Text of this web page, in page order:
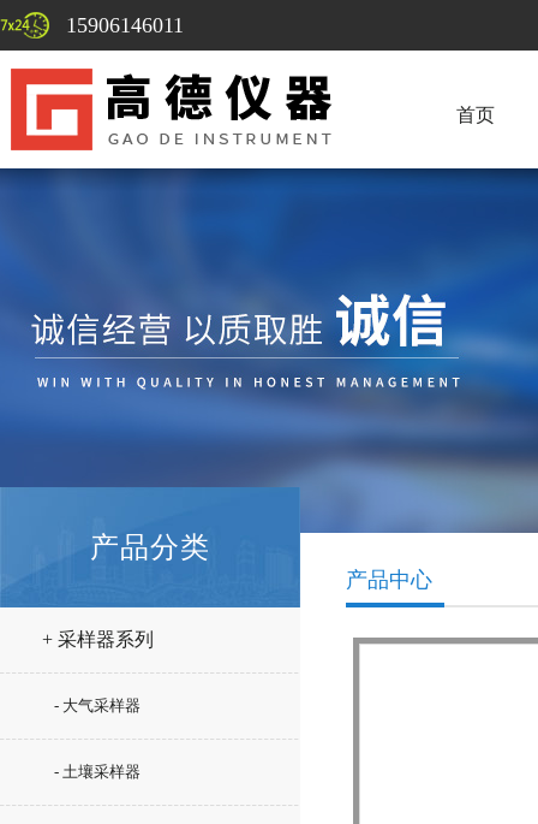
15906146011
首页
产品分类
+ 采样器系列
- 大气采样器
- 土壤采样器
产品中心